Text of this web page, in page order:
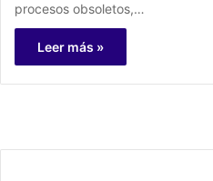
procesos obsoletos,…
Leer más »